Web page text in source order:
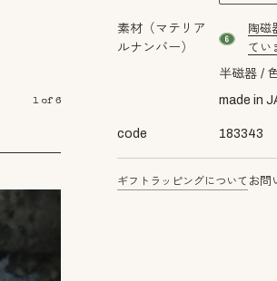
1of 6
素材（マテリア
ルナンバー）
陶磁
てい
半磁器
made in
code 183343
ギフトラッピングについて お問